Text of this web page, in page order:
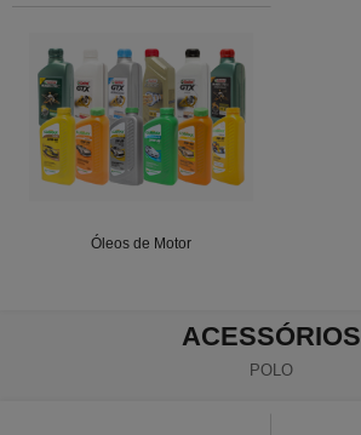
Óleos de Motor
ACESSÓRIOS
POLO